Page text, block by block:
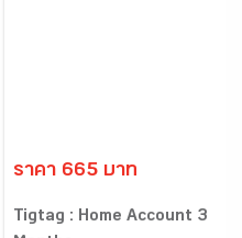
ราคา 665 บาท
Tigtag : Home Account 3